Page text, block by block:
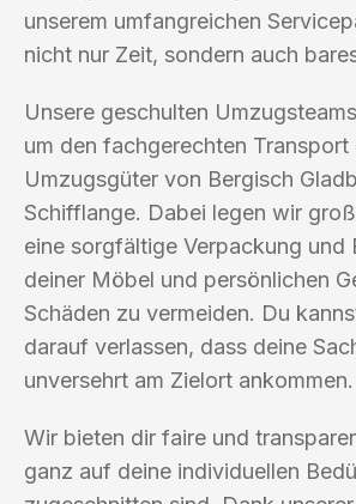
unserem umfangreichen
nicht nur Zeit, sondern auch
Unsere geschulten
um den fachgerechten Transport
Umzugsgüter von Bergisch
Schifflange. Dabei legen wir
eine sorgfältige Verpackung und
deiner Möbel und persönlichen
Schäden zu vermeiden. Du
darauf verlassen, dass deine
unversehrt am Zielort ankommen.
Wir bieten dir faire und
ganz auf deine individuellen